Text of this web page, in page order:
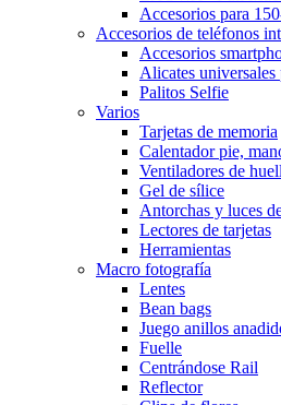
Accesorios para
Accesorios de teléfonos
Accesorios
Alicates universales
Palitos Selfie
Varios
Tarjetas de memoria
Calentador pie,
Ventiladores de
Gel de sílice
Antorchas y luces
Lectores de tarjetas
Herramientas
Macro fotografía
Lentes
Bean bags
Juego anillos
Fuelle
Centrándose Rail
Reflector